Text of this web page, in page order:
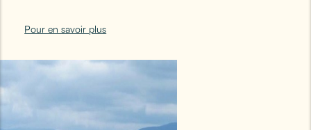
Pour en savoir plus